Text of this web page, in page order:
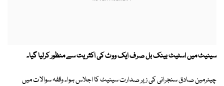
سینیٹ میں اسٹیٹ بینک بل صرف ایک ووٹ کی اکثریت سے منظور کرلیا گیا۔
چیئرمین صادق سنجرانی کی زیر صدارت سینیٹ کا اجلاس ہوا۔ وقفہ سوالات میں